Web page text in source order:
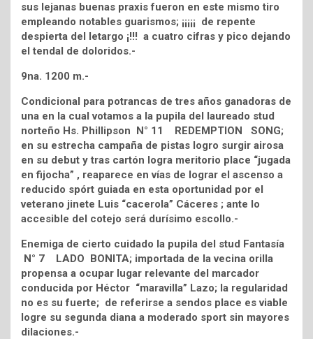
sus lejanas buenas praxis fueron en este mismo tiro
empleando notables guarismos; ¡¡¡¡¡ de repente
despierta del letargo ¡!!! a cuatro cifras y pico dejando
el tendal de doloridos.-
9na. 1200 m.-
Condicional para potrancas de tres años ganadoras de
una en la cual votamos a la pupila del laureado stud
norteño Hs. Phillipson N° 11 REDEMPTION SONG;
en su estrecha campaña de pistas logro surgir airosa
en su debut y tras cartón logra meritorio place “jugada
en fijocha” , reaparece en vías de lograr el ascenso a
reducido spórt guiada en esta oportunidad por el
veterano jinete Luis “cacerola” Cáceres ; ante lo
accesible del cotejo será durísimo escollo.-
Enemiga de cierto cuidado la pupila del stud Fantasía
N° 7 LADO BONITA; importada de la vecina orilla
propensa a ocupar lugar relevante del marcador
conducida por Héctor “maravilla” Lazo; la regularidad
no es su fuerte; de referirse a sendos place es viable
logre su segunda diana a moderado sport sin mayores
dilaciones.-